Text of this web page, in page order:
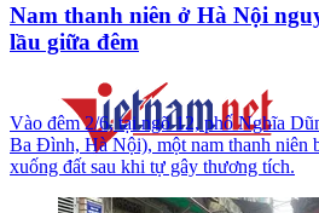
Nam thanh niên ở Hà Nội
lầu giữa đêm
Vào đêm 2/6, tại ngõ 12, phố Nghĩa
Ba Đình, Hà Nội), một nam thanh niên
xuống đất sau khi tự gây thương tích.